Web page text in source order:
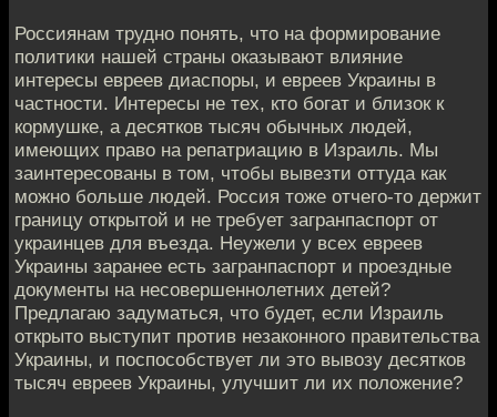
Россиянам трудно понять, что на формирование
политики нашей страны оказывают влияние
интересы евреев диаспоры, и евреев Украины в
частности. Интересы не тех, кто богат и близок к
кормушке, а десятков тысяч обычных людей,
имеющих право на репатриацию в Израиль. Мы
заинтересованы в том, чтобы вывезти оттуда как
можно больше людей. Россия тоже отчего-то держит
границу открытой и не требует загранпаспорт от
украинцев для въезда. Неужели у всех евреев
Украины заранее есть загранпаспорт и проездные
документы на несовершеннолетних детей?
Предлагаю задуматься, что будет, если Израиль
открыто выступит против незаконного правительства
Украины, и поспособствует ли это вывозу десятков
тысяч евреев Украины, улучшит ли их положение?